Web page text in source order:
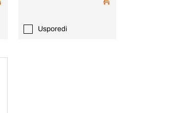
Usporedi